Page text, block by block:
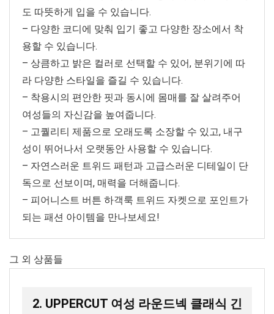
도 따뜻하게 입을 수 있습니다.
– 다양한 코디에 맞춰 입기 좋고 다양한 장소에서 착
용할 수 있습니다.
– 상큼하고 밝은 컬러로 선택할 수 있어, 분위기에 따
라 다양한 스타일을 즐길 수 있습니다.
– 착용시의 편안한 핏과 동시에 몸매를 잘 살려주어
여성들의 자신감을 높여줍니다.
– 고퀄리티 제품으로 오래도록 소장할 수 있고, 내구
성이 뛰어나서 오랫동안 사용할 수 있습니다.
– 자연스러운 트위드 패턴과 고급스러운 디테일이 단
독으로 선보이며, 매력을 더해줍니다.
– 피어니스트 버튼 하객룩 트위드 자켓으로 포인트가
되는 패션 아이템을 만나보세요!
그 외 상품들
2. UPPERCUT 여성 라운드넥 클래식 긴